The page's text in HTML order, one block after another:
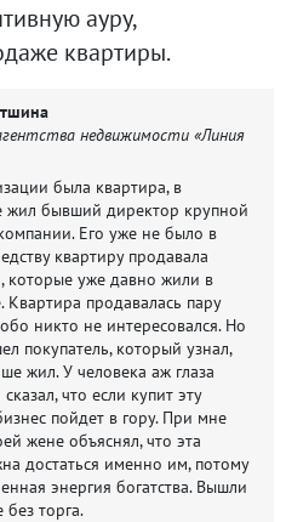
ауру,
квартиры.
недвижимости «Линия
была квартира, в
жил бывший директор крупной
Его уже не было в
квартиру продавала
которые уже давно жили в
Квартира продавалась пару
никто не интересовался. Но
покупатель, который узнал,
жил. У человека аж глаза
что если купит эту
пойдет в гору. При мне
жене объяснял, что эта
достаться именно им, потому
энергия богатства. Вышли
без торга.